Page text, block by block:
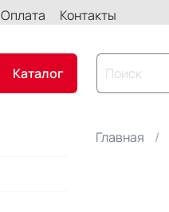
Оплата Контакты
Каталог
Главная